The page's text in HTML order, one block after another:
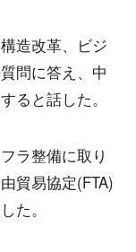
造改革、ビジ
問に答え、中
ると話した。
ラ整備に取り
貿易協定(FTA)
た。